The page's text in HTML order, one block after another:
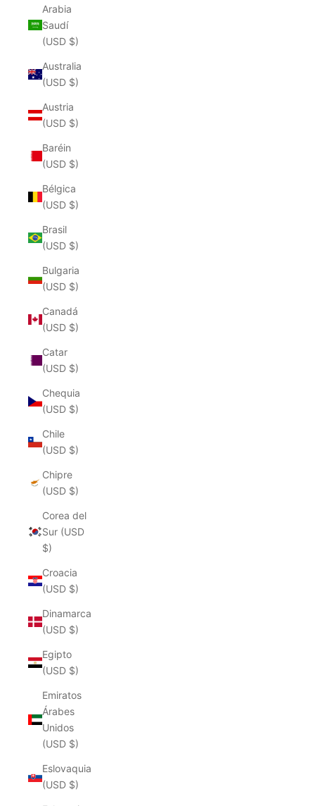
Arabia
Saudí
(USD $)
Australia
(USD $)
Austria
(USD $)
Baréin
(USD $)
Bélgica
(USD $)
Brasil
(USD $)
Bulgaria
(USD $)
Canadá
(USD $)
Catar
(USD $)
Chequia
(USD $)
Chile
(USD $)
Chipre
(USD $)
Corea del
Sur (USD
$)
Croacia
(USD $)
Dinamarca
(USD $)
Egipto
(USD $)
Emiratos
Árabes
Unidos
(USD $)
Eslovaquia
(USD $)